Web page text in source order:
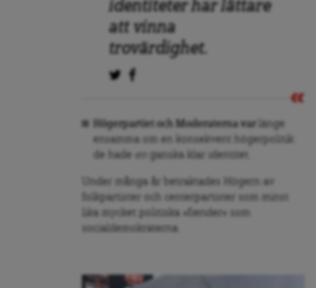
identiteter har lättare
att vinna
trovärdighet.
Högerpartiet och Moderaterna var
länge
ensamma om en konsekvent högerpolitik:
de hade en ganska klar identitet.
Under många år betraktades Högern av
folkpartister och centerpartister som minst
lika mycket politiska »fiender« som
socialdemokraterna.